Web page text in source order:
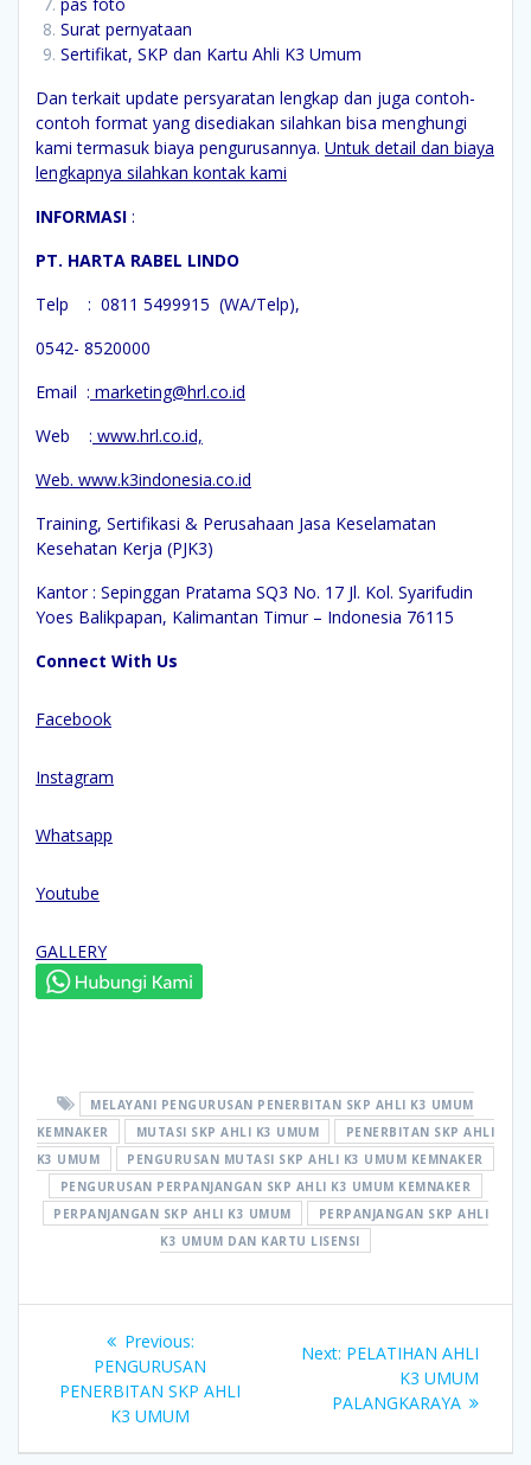
Surat pernyataan
Sertifikat, SKP dan Kartu Ahli K3 Umum
Dan terkait update persyaratan lengkap dan juga contoh-
contoh format yang disediakan silahkan bisa menghungi
kami termasuk biaya pengurusannya. Untuk detail dan biaya
lengkapnya silahkan kontak kami
INFORMASI :
PT. HARTA RABEL LINDO
Telp : 0811 5499915 (WA/Telp),
0542- 8520000
Email : marketing@hrl.co.id
Web : www.hrl.co.id,
Web. www.k3indonesia.co.id
Training, Sertifikasi & Perusahaan Jasa Keselamatan
Kesehatan Kerja (PJK3)
Kantor : Sepinggan Pratama SQ3 No. 17 Jl. Kol. Syarifudin
Yoes Balikpapan, Kalimantan Timur – Indonesia 76115
Connect With Us
Facebook
Instagram
Whatsapp
Youtube
GALLERY
MELAYANI PENGURUSAN PENERBITAN SKP AHLI K3 UMUM
KEMNAKER
MUTASI SKP AHLI K3 UMUM
PENERBITAN SKP AHLI
K3 UMUM
PENGURUSAN MUTASI SKP AHLI K3 UMUM KEMNAKER
PENGURUSAN PERPANJANGAN SKP AHLI K3 UMUM KEMNAKER
PERPANJANGAN SKP AHLI K3 UMUM
PERPANJANGAN SKP AHLI
K3 UMUM DAN KARTU LISENSI
navigation
Previous:Previous
post:
PENGURUSAN
PENERBITAN SKP AHLI
K3 UMUM
Next: Next
PELATIHAN AHLI
K3 UMUM
PALANGKARAYA